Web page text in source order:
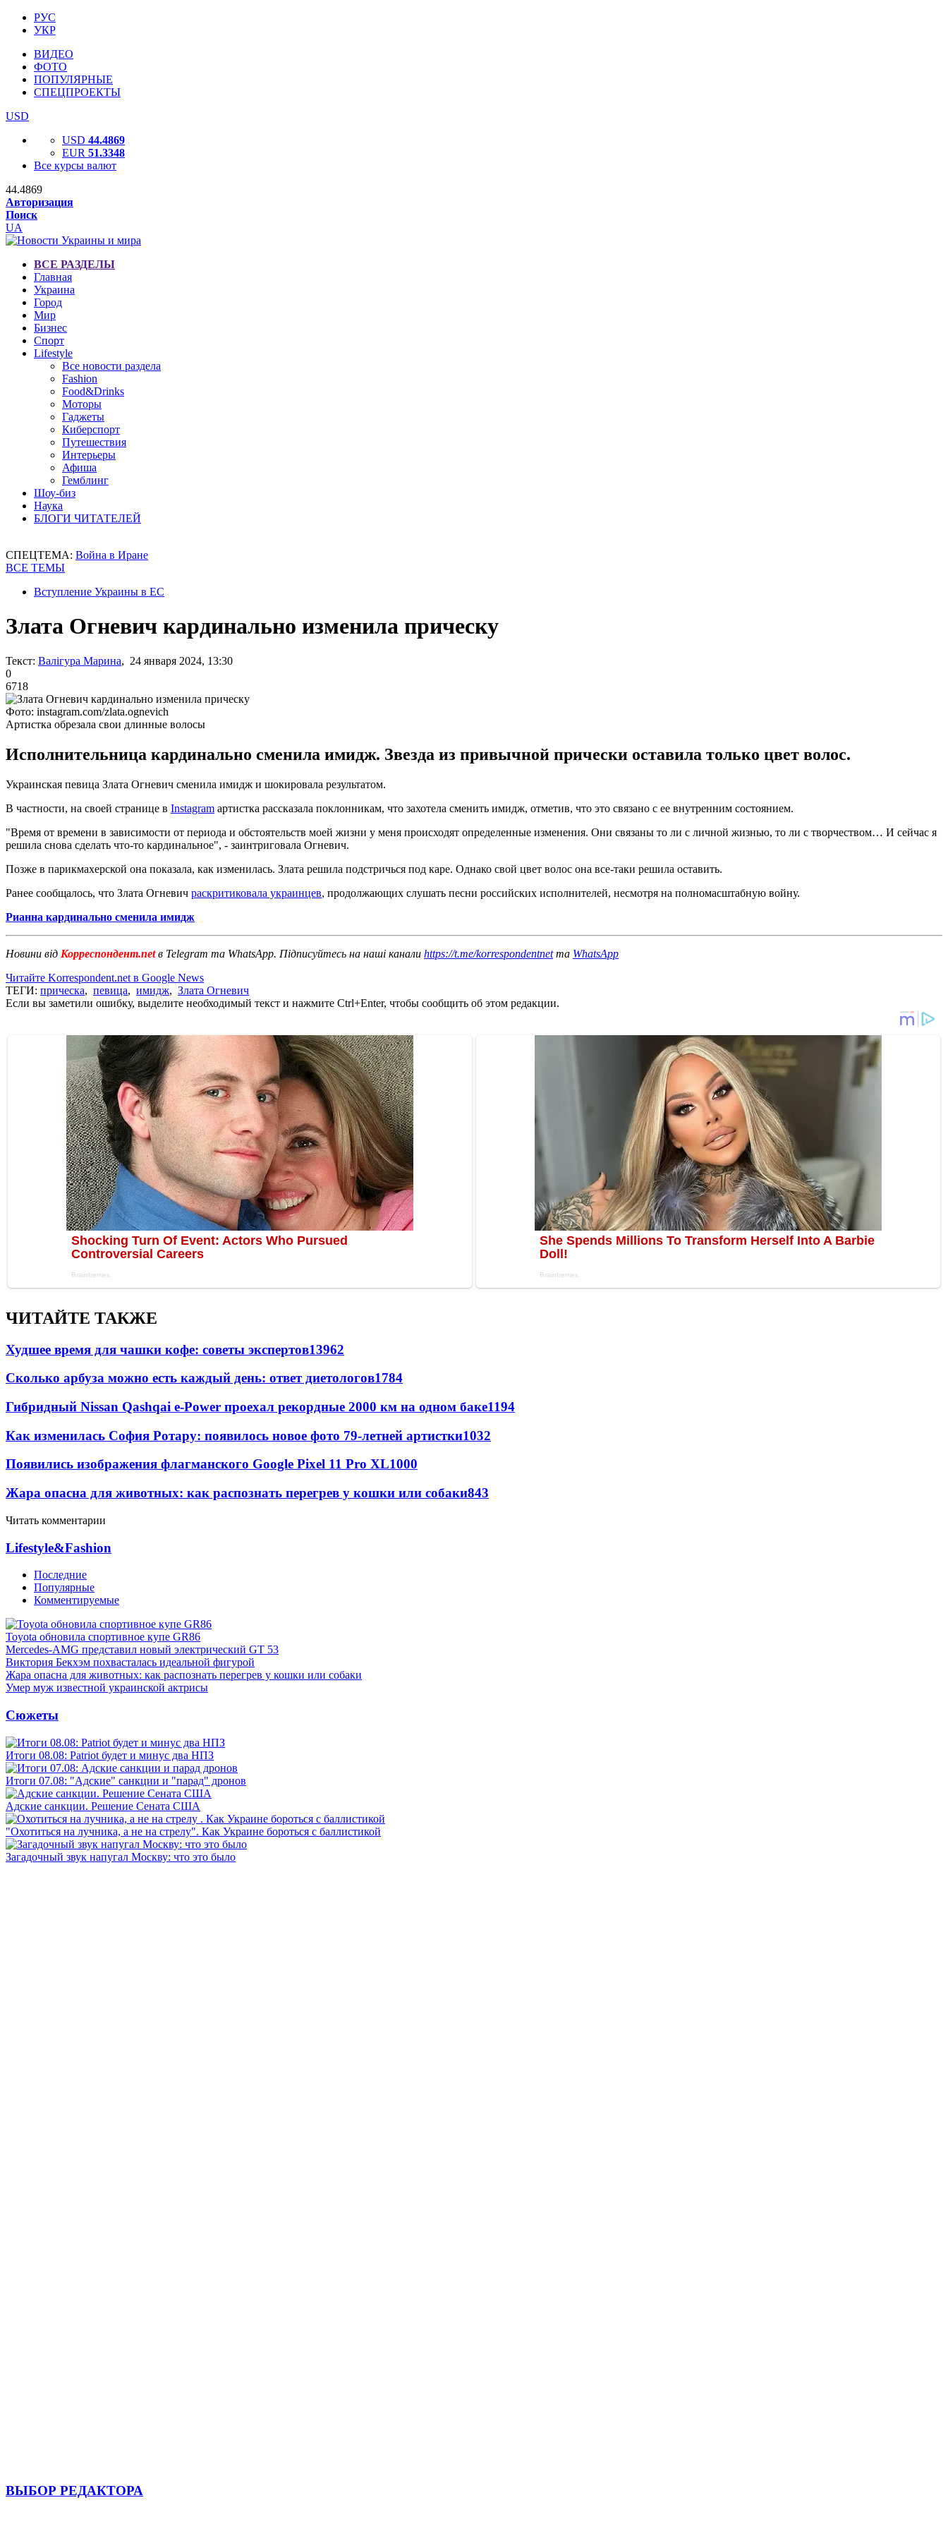
РУС
УКР
ВИДЕО
ФОТО
ПОПУЛЯРНЫЕ
СПЕЦПРОЕКТЫ
USD
USD 44.4869
EUR 51.3348
Все курсы валют
44.4869
Авторизация
Поиск
UA
ВСЕ РАЗДЕЛЫ
Главная
Украина
Город
Мир
Бизнес
Спорт
Lifestyle
Все новости раздела
Fashion
Food&Drinks
Моторы
Гаджеты
Киберспорт
Путешествия
Интерьеры
Афиша
Гемблинг
Шоу-биз
Наука
БЛОГИ ЧИТАТЕЛЕЙ
СПЕЦТЕМА: Война в Иране
ВСЕ ТЕМЫ
Вступление Украины в ЕС
Злата Огневич кардинально изменила прическу
Текст: Валігура Марина, 24 января 2024, 13:30
0
6718
Фото: instagram.com/zlata.ognevich
Артистка обрезала свои длинные волосы
Исполнительница кардинально сменила имидж. Звезда из привычной прически оставила только цвет волос.
Украинская певица Злата Огневич сменила имидж и шокировала результатом.
В частности, на своей странице в Instagram артистка рассказала поклонникам, что захотела сменить имидж, отметив, что это связано с ее внутренним состоянием.
"Время от времени в зависимости от периода и обстоятельств моей жизни у меня происходят определенные изменения. Они связаны то ли с личной жизнью, то ли с творчеством… И сейчас я
решила снова сделать что-то кардинальное", - заинтриговала Огневич.
Позже в парикмахерской она показала, как изменилась. Злата решила подстричься под каре. Однако свой цвет волос она все-таки решила оставить.
Ранее сообщалось, что Злата Огневич раскритиковала украинцев, продолжающих слушать песни российских исполнителей, несмотря на полномасштабную войну.
Рианна кардинально сменила имидж
Новини від Корреспондент.netв Telegram та WhatsApp. Підписуйтесь на наші канали https://t.me/korrespondentnetта WhatsApp
Читайте Korrespondent.net в Google News
ТЕГИ: прическа, певица, имидж, Злата Огневич
Если вы заметили ошибку, выделите необходимый текст и нажмите Ctrl+Enter, чтобы сообщить об этом редакции.
ЧИТАЙТЕ ТАКЖЕ
Худшее время для чашки кофе: советы экспертов13962
Сколько арбуза можно есть каждый день: ответ диетологов1784
Гибридный Nissan Qashqai e-Power проехал рекордные 2000 км на одном баке1194
Как изменилась София Ротару: появилось новое фото 79-летней артистки1032
Появились изображения флагманского Google Pixel 11 Pro XL1000
Жара опасна для животных: как распознать перегрев у кошки или собаки843
Читать комментарии
Lifestyle&Fashion
Последние
Популярные
Комментируемые
Toyota обновила спортивное купе GR86
Mercedes-AMG представил новый электрический GT 53
Виктория Бекхэм похвасталась идеальной фигурой
Жара опасна для животных: как распознать перегрев у кошки или собаки
Умер муж известной украинской актрисы
Сюжеты
Итоги 08.08: Patriot будет и минус два НПЗ
Итоги 07.08: "Адские" санкции и "парад" дронов
Адские санкции. Решение Сената США
"Охотиться на лучника, а не на стрелу". Как Украине бороться с баллистикой
Загадочный звук напугал Москву: что это было
ВЫБОР РЕДАКТОРА